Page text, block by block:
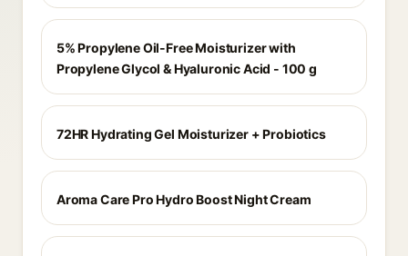
5% Propylene Oil-Free Moisturizer with
Propylene Glycol & Hyaluronic Acid - 100 g
72HR Hydrating Gel Moisturizer + Probiotics
Aroma Care Pro Hydro Boost Night Cream